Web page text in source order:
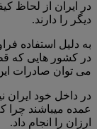
در ایران از لحاظ
دیگر را دارند.
به دلیل استفاده
در کشور هایی که
می توان صادرات
در داخل خود ایران
عمده میباشند چرا
ارزان را انجام داد.